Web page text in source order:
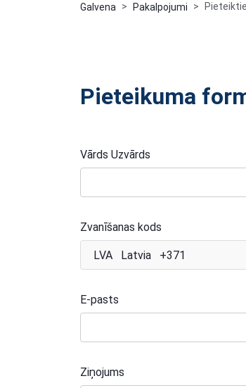
Galvena Pakalpojumi
Pieteikuma
Vārds Uzvārds
Zvanīšanas kods
LVA Latvia +371
E-pasts
Ziņojums